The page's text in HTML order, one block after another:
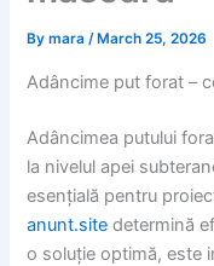
Bymara/ March 25, 2026
Adâncime put forat –
Adâncimea putului
la nivelul apei
esențială pentru
anunt.site determină
o soluție optimă, este